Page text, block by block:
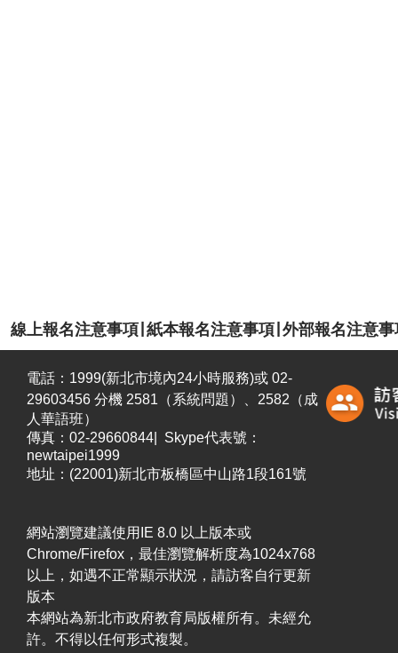
線上報名注意事項 紙本報名注意事項 外部報名注意事
電話：1999(新北市境內24小時服務)或 02-
29603456 分機 2581（系統問題）、2582 （成
人華語班）
傳真：02-29660844| Skype代表號：
newtaipei1999
地址：(22001)新北市板橋區中山路1段161號
網站瀏覽建議使用IE 8.0 以上版本或
Chrome/Firefox，最佳瀏覽解析度為1024x768
以上，如遇不正常顯示狀況，請訪客自行更新
版本
本網站為新北市政府教育局版權所有。未經允
許。不得以任何形式複製。